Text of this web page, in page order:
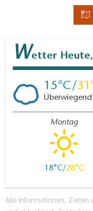
Wetter
15 31
Montag
18 28
Alle Informationen, Zeiten